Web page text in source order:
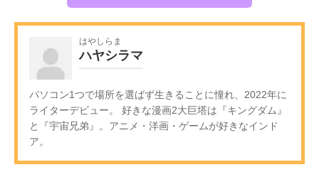
はやしらま
ハヤシラマ
パソコン1つで場所を選ばず生きることに憧れ、2022年に
ライターデビュー。 好きな漫画2大巨塔は『キングダム』
と『宇宙兄弟』。アニメ・洋画・ゲームが好きなインド
ア。